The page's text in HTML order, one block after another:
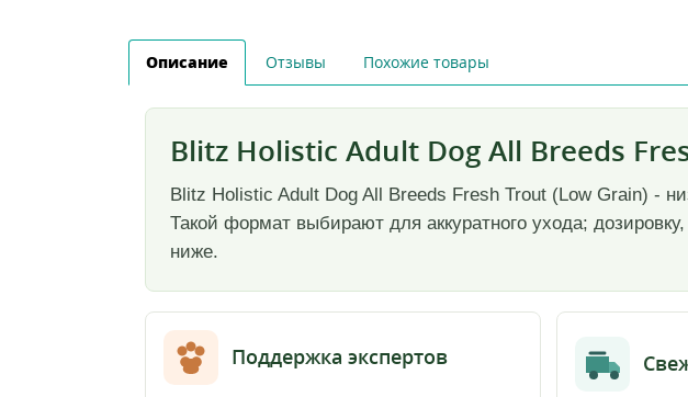
Описание Отзывы Похожие товары
Blitz Holistic Adult Dog All Breeds
Blitz Holistic Adult Dog All Breeds Fresh Trout (Low Grain) -
Такой формат выбирают для аккуратного ухода;
ниже.
Поддержка экспертов